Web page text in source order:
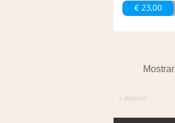
€ 23,00
Mostrar
« Anterior